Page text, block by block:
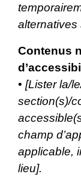
alternatives
Contenus
• [Lister la/
section(s)/
champ
applicable,
lieu].